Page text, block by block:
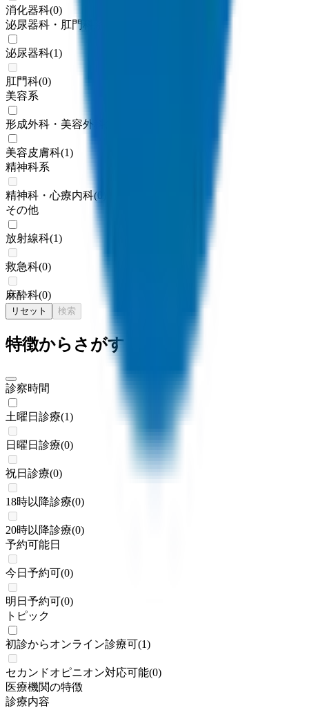
消化器科(0)
泌尿器科・肛門科系
泌尿器科(1)
肛門科(0)
美容系
形成外科・美容外科
美容皮膚科(1)
精神科系
精神科・心療内科(0
その他
放射線科(1)
救急科(0)
麻酔科(0)
リセット 検索
特徴からさがす
診察時間
土曜日診療(1)
日曜日診療(0)
祝日診療(0)
18時以降診療(0)
20時以降診療(0)
予約可能日
今日予約可(0)
明日予約可(0)
トピック
初診からオンライン診療可(1)
セカンドオピニオン対応可能(0)
医療機関の特徴
診療内容